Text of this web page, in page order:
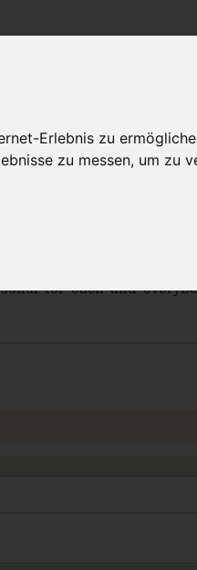
Erlebnis zu
zu messen, um zu
for each and